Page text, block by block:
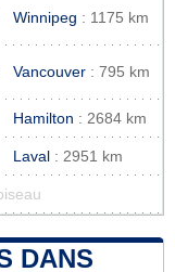
Winnipeg : 1175 km
Vancouver : 795 km
Hamilton : 2684 km
Laval : 2951 km
DANS